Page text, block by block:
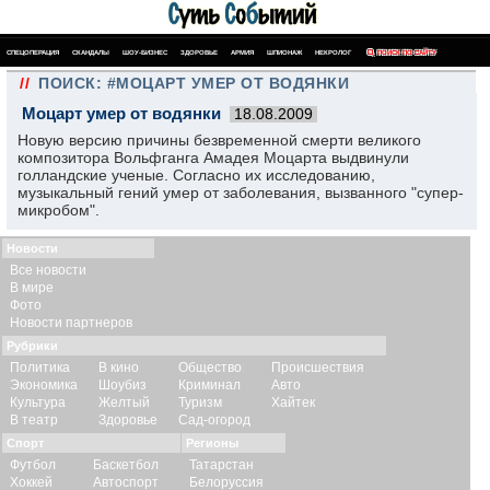
СПЕЦОПЕРАЦИЯ СКАНДАЛЫ ШОУ-БИЗНЕС ЗДОРОВЬЕ АРМИЯ ШПИОНАЖ НЕКРОЛОГ ПОИСК ПО САЙТУ
// ПОИСК: #МОЦАРТ УМЕР ОТ ВОДЯНКИ
Моцарт умер от водянки 18.08.2009
Новую версию причины безвременной смерти великого
композитора Вольфганга Амадея Моцарта выдвинули
голландские ученые. Согласно их исследованию,
музыкальный гений умер от заболевания, вызванного "супер-
микробом".
Новости
Все новости
В мире
Фото
Новости партнеров
Рубрики
Политика
Экономика
Культура
В театр
В кино
Шоубиз
Желтый
Здоровье
Общество
Криминал
Туризм
Сад-огород
Происшествия
Авто
Хайтек
Спорт
Футбол
Хоккей
Баскетбол
Автоспорт
Регионы
Татарстан
Белоруссия